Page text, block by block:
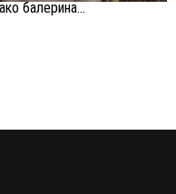
балерина...